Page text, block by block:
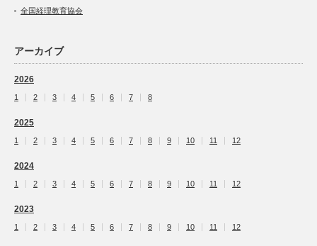
全国経理教育協会
アーカイブ
2026
1 2 3 4 5 6 7 8
2025
1 2 3 4 5 6 7 8 9 10 11 12
2024
1 2 3 4 5 6 7 8 9 10 11 12
2023
1 2 3 4 5 6 7 8 9 10 11 12